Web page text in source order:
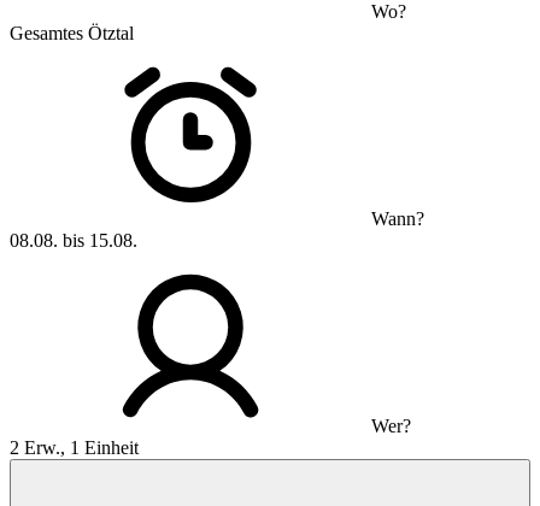
Wo?
Gesamtes Ötztal
Wann?
08.08. bis 15.08.
Wer?
2 Erw., 1 Einheit